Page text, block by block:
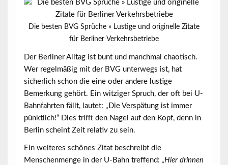
Die besten BVG Sprüche » Lustige und originelle Zitate
für Berliner Verkehrsbetriebe
Der Berliner Alltag ist bunt und manchmal chaotisch.
Wer regelmäßig mit der BVG unterwegs ist, hat
sicherlich schon die eine oder andere lustige
Bemerkung gehört. Ein witziger Spruch, der oft bei U-
Bahnfahrten fällt, lautet: „Die Verspätung ist immer
pünktlich!“Dies trifft den Nagel auf den Kopf, denn in
Berlin scheint Zeit relativ zu sein.
Ein weiteres schönes Zitat beschreibt die
Menschenmenge in der U-Bahn treffend: „Hier drinnen